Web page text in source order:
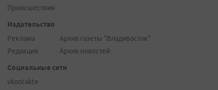
Происшествия
Издательство
Реклама
Редакция
Архив газеты "Владивосток"
Архив новостей
Социальные сети
vkontakte